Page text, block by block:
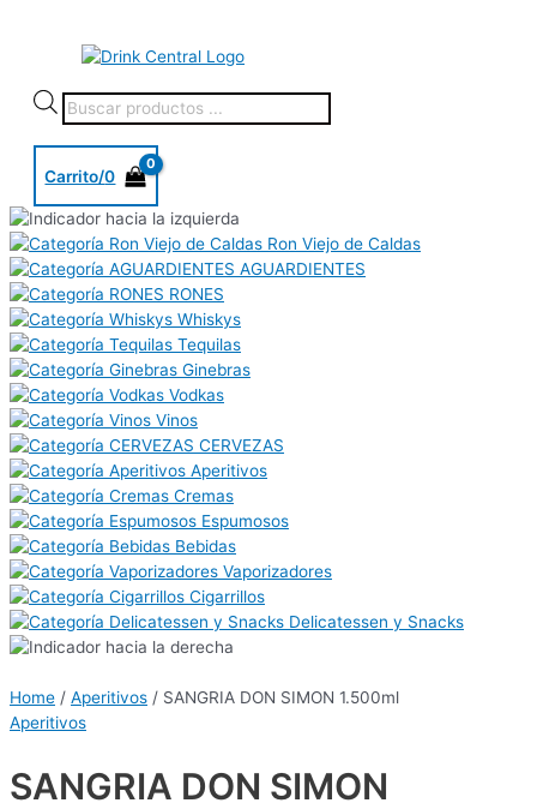
Carrito/0
Ron Viejo de Caldas
AGUARDIENTES
RONES
Whiskys
Tequilas
Ginebras
Vodkas
Vinos
CERVEZAS
Aperitivos
Cremas
Espumosos
Bebidas
Vaporizadores
Cigarrillos
Delicatessen y Snacks
Home / Aperitivos / SANGRIA DON SIMON 1.500ml
Aperitivos
SANGRIA DON SIMON